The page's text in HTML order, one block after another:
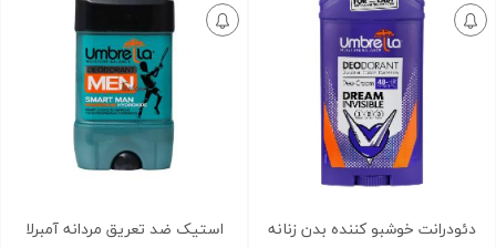
دئودرانت خوشبو کننده بدن زنانه
استیک ضد تعریق مردانه آمبرلا